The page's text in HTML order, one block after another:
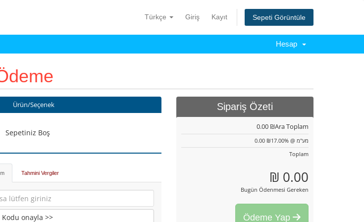
Türkçe Giriş Kayıt Sepeti Görüntüle
Hesap
Ürün/Seçenek
Sepetiniz Boş
Tahmini Vergiler
Kodu onayla >>
Sipariş Özeti
Ara Toplam
0.00 ₪
מע"מ @ 17.00%
0.00 ₪
Toplam
0.00 ₪
Bugün Ödenmesi Gereken
Ödeme Yap